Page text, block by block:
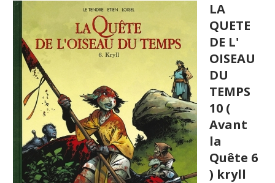
LA
QUETE
DE L'
OISEAU
DU
TEMPS
10 (
Avant
la
Quête 6
) kryll